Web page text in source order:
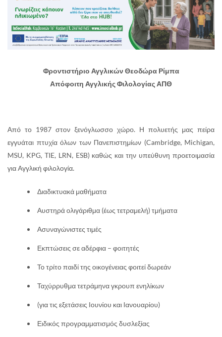
Φροντιστήριο Αγγλικών Θεοδώρα Ρίμπα
Απόφοιτη Αγγλικής Φιλολογίας ΑΠΘ
Από το 1987 στον ξενόγλωσσο χώρο. Η πολυετής μας πείρα
εγγυάται πτυχία όλων των Πανεπιστημίων (Cambridge, Michigan,
MSU, KPG, TIE, LRN, ESB) καθώς και την υπεύθυνη προετοιμασία
για Αγγλική φιλολογία.
Διαδικτυακά μαθήματα
Αυστηρά ολιγάριθμα (έως τετραμελή) τμήματα
Ασυναγώνιστες τιμές
Εκπτώσεις σε αδέρφια – φοιτητές
Το τρίτο παιδί της οικογένειας φοιτεί δωρεάν
Ταχύρρυθμα τετράμηνα γκρουπ ενηλίκων
(για τις εξετάσεις Ιουνίου και Ιανουαρίου)
Ειδικός προγραμματισμός δυσλεξίας